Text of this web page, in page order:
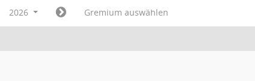
2026 Gremium auswählen